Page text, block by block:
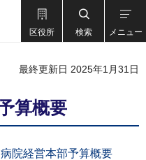
区役所 検索 メニュー
最終更新日 2025年1月31日
算概要
院経営本部予算概要